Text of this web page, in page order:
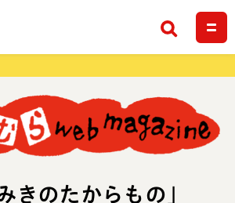
検索
きのたからもの」